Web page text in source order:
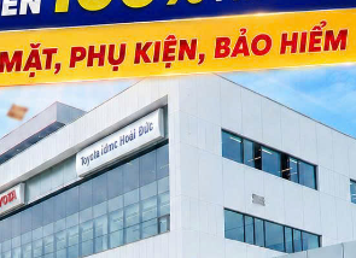
Cross 2026mang đến diện mạo thể
chắn bùn phía trước giúp tăng
không chỉ gia tăng vẻ ngoài